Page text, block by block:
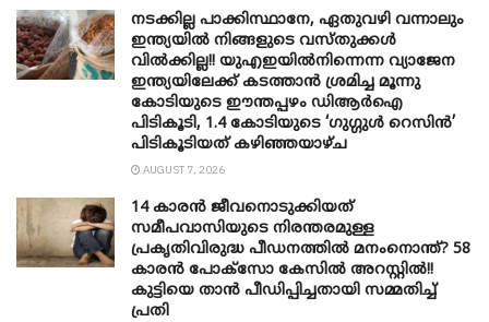
നടക്കില്ല പാക്കിസ്ഥാനേ, ഏതുവഴി വന്നാലും
ഇന്ത്യയിൽ നിങ്ങളുടെ വസ്തുക്കൾ
വിൽക്കില്ല!! യുഎഇയിൽനിന്നെന്ന വ്യാജേന
ഇന്ത്യയിലേക്ക് കടത്താൻ ശ്രമിച്ച മൂന്നു
കോടിയുടെ ഈന്തപ്പഴം ഡിആർഐ
പിടികൂടി, 1.4 കോടിയുടെ ‘ഗുഗ്ഗുൾ റെസിൻ’
പിടികൂടിയത് കഴിഞ്ഞയാഴ്ച
AUGUST 7, 2026
14 കാരൻ ജീവനൊടുക്കിയത്
സമീപവാസിയുടെ നിരന്തരമുള്ള
പ്രകൃതിവിരുദ്ധ പീഡനത്തിൽ മനംനൊന്ത്? 58
കാരൻ പോക്സോ കേസിൽ അറസ്റ്റിൽ!!
കുട്ടിയെ താൻ പീഡിപ്പിച്ചതായി സമ്മതിച്ച്
പ്രതി